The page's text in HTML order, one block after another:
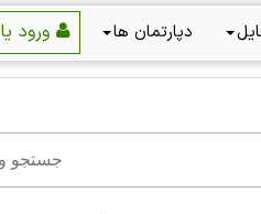
دپارتمان ها